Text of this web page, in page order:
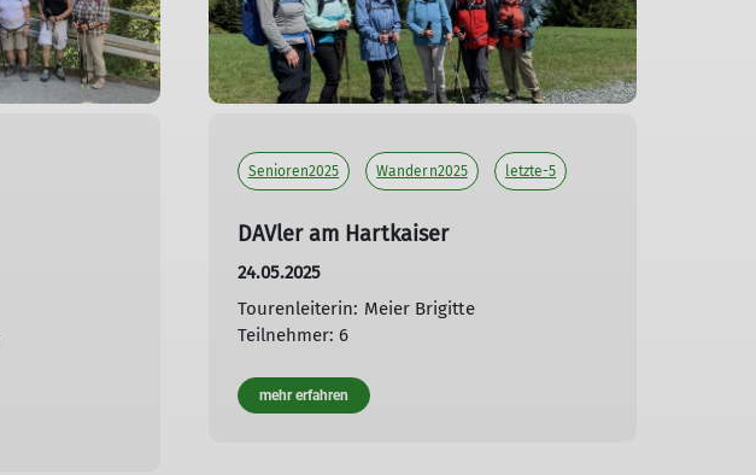
Senioren2025 Wandern2025 letzte-5
DAVler am Hartkaiser
24.05.2025
Tourenleiterin: Meier Brigitte
Teilnehmer: 6
mehr erfahren